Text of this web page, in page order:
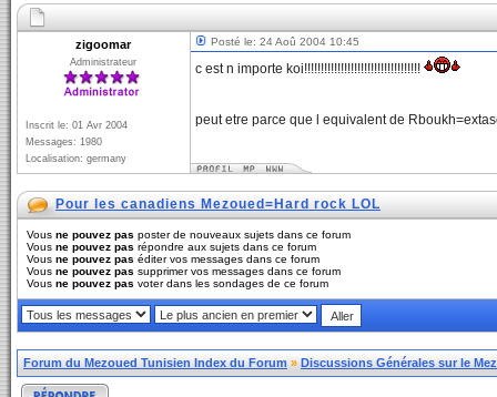
zigoomar
Administrateur
Inscrit le: 01 Avr 2004
Messages: 1980
Localisation: germany
Posté le: 24 Aoû 2004 10:45
c est n importe koi!!!!!!!!!!!!!!!!!!!!!!!!!!!!!!!!!!!
peut etre parce que l equivalent de
Pour les canadiens Mezoued=Hard rock LOL
Vous ne pouvez pas poster de nouveaux sujets dans ce forum
Vous ne pouvez pas répondre aux sujets dans ce forum
Vous ne pouvez pas éditer vos messages dans ce forum
Vous ne pouvez pas supprimer vos messages dans ce forum
Vous ne pouvez pas voter dans les sondages de ce forum
Forum du Mezoued Tunisien Index du Forum » Discussions Générales sur le